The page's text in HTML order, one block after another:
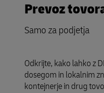
Prevoz
Samo za podjetja
Odkrijte, kako lahko z
dosegom in lokalnim
kontejnerje in drug